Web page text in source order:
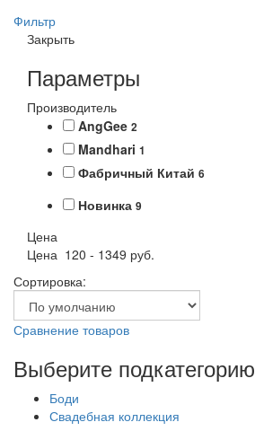
Фильтр
Закрыть
Параметры
Производитель
AngGee 2
Mandhari 1
Фабричный Китай 6
Новинка 9
Цена
Цена 120 - 1349 руб.
Сортировка:
Сравнение товаров
Выберите подкатегорию
Боди
Свадебная коллекция